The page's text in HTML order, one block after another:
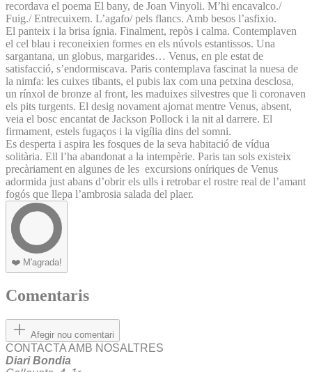
recordava el poema El bany, de Joan Vinyoli. M’hi encavalco./
Fuig./ Entrecuixem. L’agafo/ pels flancs. Amb besos l’asfixio.
El panteix i la brisa ígnia. Finalment, repòs i calma. Contemplaven
el cel blau i reconeixien formes en els núvols estantissos. Una
sargantana, un globus, margarides… Venus, en ple estat de
satisfacció, s’endormiscava. Paris contemplava fascinat la nuesa de
la nimfa: les cuixes tibants, el pubis lax com una petxina desclosa,
un rínxol de bronze al front, les maduixes silvestres que li coronaven
els pits turgents. El desig novament ajornat mentre Venus, absent,
veia el bosc encantat de Jackson Pollock i la nit al darrere. El
firmament, estels fugaços i la vigília dins del somni.
Es desperta i aspira les fosques de la seva habitació de vídua
solitària. Ell l’ha abandonat a la intempèrie. Paris tan sols existeix
precàriament en algunes de les excursions oníriques de Venus
adormida just abans d’obrir els ulls i retrobar el rostre real de l’amant
fogós que llepa l’ambrosia salada del plaer.
❤️ M'agrada!
Comentaris
Afegir nou comentari
CONTACTA AMB NOSALTRES
Diari Bondia